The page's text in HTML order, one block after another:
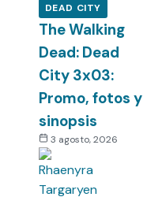
DEAD CITY
The Walking
Dead: Dead
City 3x03:
Promo, fotos y
sinopsis
3 agosto, 2026